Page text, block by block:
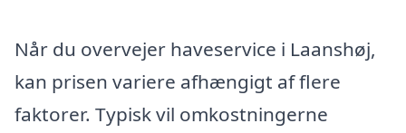
Når du overvejer haveservice i Laanshøj,
kan prisen variere afhængigt af flere
faktorer. Typisk vil omkostningerne